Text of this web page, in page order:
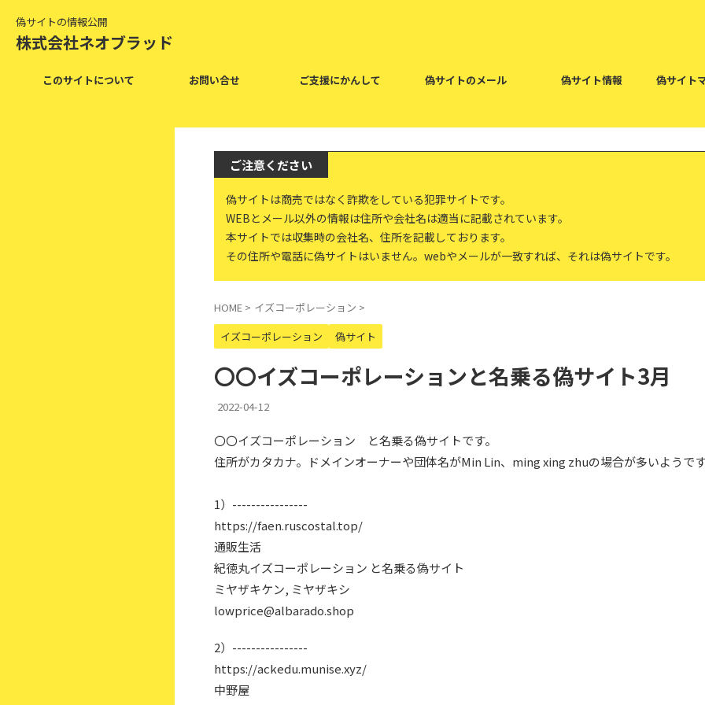
偽サイトの情報公開
株式会社ネオブラッド
このサイトについて お問い合せ ご支援にかんして 偽サイトのメール 偽サイト情報 偽サイト
ご注意ください
偽サイトは商売ではなく詐欺をしている犯罪サイトです。
WEBとメール以外の情報は住所や会社名は適当に記載されています。
本サイトでは収集時の会社名、住所を記載しております。
その住所や電話に偽サイトはいません。webやメールが一致すれば、それは偽サイトです。
HOME > イズコーポレーション >
イズコーポレーション
偽サイト
〇〇イズコーポレーションと名乗る偽サイト3月
2022-04-12
〇〇イズコーポレーション と名乗る偽サイトです。
住所がカタカナ。ドメインオーナーや団体名がMin Lin、ming xing zhuの場合が多いようで
1）----------------
https://faen.ruscostal.top/
通販生活
紀徳丸イズコーポレーション と名乗る偽サイト
ミヤザキケン, ミヤザキシ
lowprice@albarado.shop
2）----------------
https://ackedu.munise.xyz/
中野屋